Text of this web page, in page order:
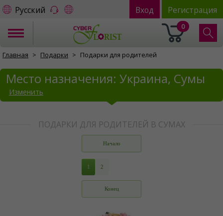
Русский Вход Регистрация
0
Главная Подарки Подарки для родителей
Место назначения: Украина, Сумы
Изменить
ПОДАРКИ ДЛЯ РОДИТЕЛЕЙ В СУМАХ
Начало
1 2
Конец